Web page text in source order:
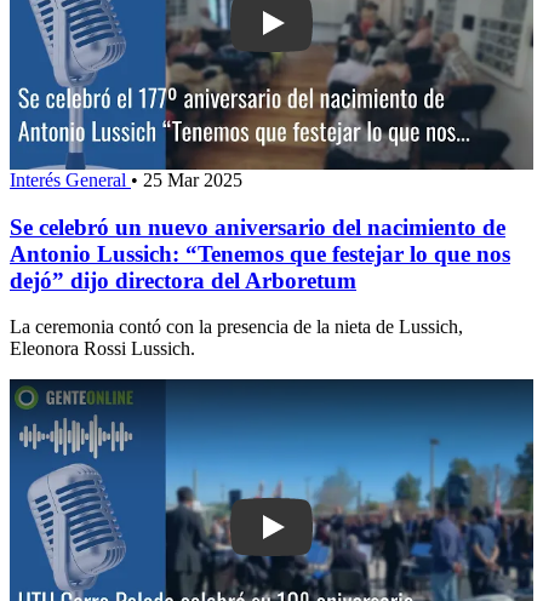
Play: Se celebró un nuevo
Interés General • 25 Mar 2025
Se celebró un nuevo aniversario del nacimiento de
Antonio Lussich: “Tenemos que festejar lo que nos
dejó” dijo directora del Arboretum
La ceremonia contó con la presencia de la nieta de Lussich,
Eleonora Rossi Lussich.
Play: UTU Cerro Pelado celebró su